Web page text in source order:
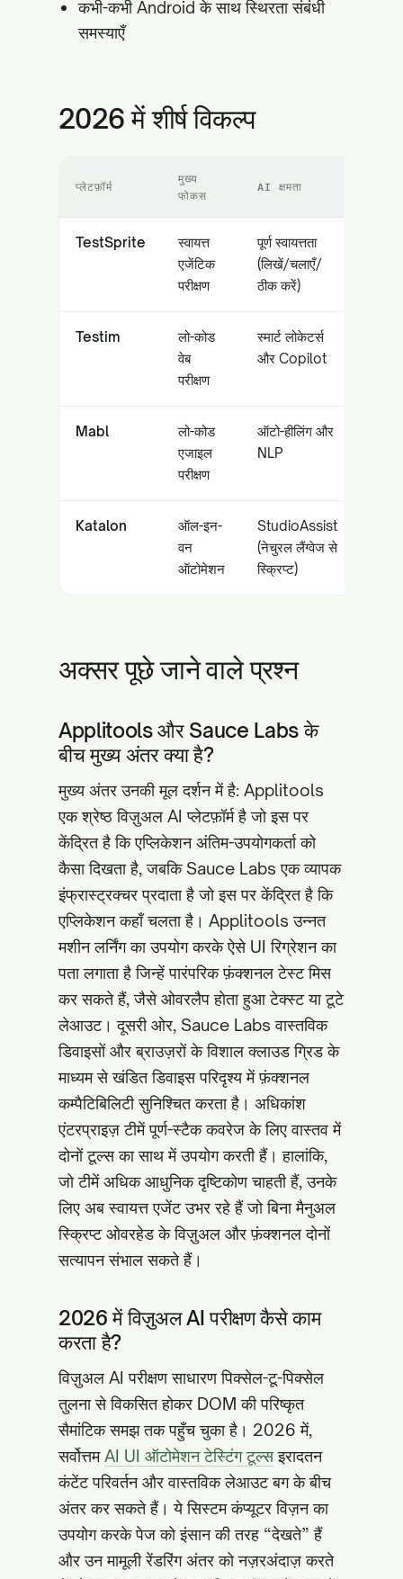
कभी-कभी Android के साथ स्थिरता संबंधी
समस्याएँ
2026 में शीर्ष विकल्प
प्लेटफ़ॉर्म
मुख्य
फोकस
AI क्षमता
TestSprite
स्वायत्त
एजेंटिक
परीक्षण
पूर्ण स्वायत्तता
(लिखें/चलाएँ/
ठीक करें)
Testim
लो-कोड
वेब
परीक्षण
स्मार्ट लोकेटर्स
और Copilot
Mabl
लो-कोड
एजाइल
परीक्षण
ऑटो-हीलिंग और
NLP
Katalon
ऑल-इन-
वन
ऑटोमेशन
StudioAssist
(नेचुरल लैंग्वेज से
स्क्रिप्ट)
अक्सर पूछे जाने वाले प्रश्न
Applitools और Sauce Labs के
बीच मुख्य अंतर क्या है?
मुख्य अंतर उनकी मूल दर्शन में है: Applitools
एक श्रेष्ठ विज़ुअल AI प्लेटफ़ॉर्म है जो इस पर
केंद्रित है कि एप्लिकेशन अंतिम-उपयोगकर्ता को
कैसा दिखता है, जबकि Sauce Labs एक व्यापक
इंफ्रास्ट्रक्चर प्रदाता है जो इस पर केंद्रित है कि
एप्लिकेशन कहाँ चलता है। Applitools उन्नत
मशीन लर्निंग का उपयोग करके ऐसे UI रिग्रेशन का
पता लगाता है जिन्हें पारंपरिक फ़ंक्शनल टेस्ट मिस
कर सकते हैं, जैसे ओवरलैप होता हुआ टेक्स्ट या टूटे
लेआउट। दूसरी ओर, Sauce Labs वास्तविक
डिवाइसों और ब्राउज़रों के विशाल क्लाउड ग्रिड के
माध्यम से खंडित डिवाइस परिदृश्य में फ़ंक्शनल
कम्पैटिबिलिटी सुनिश्चित करता है। अधिकांश
एंटरप्राइज़ टीमें पूर्ण-स्टैक कवरेज के लिए वास्तव में
दोनों टूल्स का साथ में उपयोग करती हैं। हालांकि,
जो टीमें अधिक आधुनिक दृष्टिकोण चाहती हैं, उनके
लिए अब स्वायत्त एजेंट उभर रहे हैं जो बिना मैनुअल
स्क्रिप्ट ओवरहेड के विज़ुअल और फ़ंक्शनल दोनों
सत्यापन संभाल सकते हैं।
2026 में विज़ुअल AI परीक्षण कैसे काम
करता है?
विज़ुअल AI परीक्षण साधारण पिक्सेल-टू-पिक्सेल
तुलना से विकसित होकर DOM की परिष्कृत
सैमांटिक समझ तक पहुँच चुका है। 2026 में,
सर्वोत्तमAI UI ऑटोमेशन टेस्टिंग टूल्सइरादतन
कंटेंट परिवर्तन और वास्तविक लेआउट बग के बीच
अंतर कर सकते हैं। ये सिस्टम कंप्यूटर विज़न का
उपयोग करके पेज को इंसान की तरह “देखते” हैं
और उन मामूली रेंडरिंग अंतर को नज़रअंदाज़ करते